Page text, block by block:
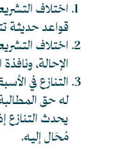
اختلاف
قواعد حديثة
اختلاف
الإحالة،
التنازع في
له حق
يحدث التنازع
مُحَال إليه.